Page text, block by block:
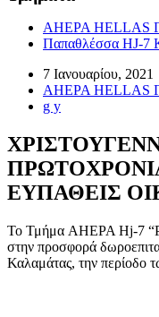
AHEPA HELLAS
Παπαθλέσσα HJ-7
7 Ιανουαρίου, 2021
AHEPA HELLAS
g y
ΕΥΠΑΘΕΙΣ
Το Τμήμα AHEPA Hj-7
στην προσφορά
Καλαμάτας, την περίοδο